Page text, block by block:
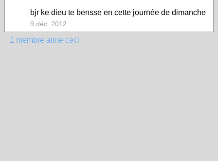
bjr ke dieu te bensse en cette journée de dimanche
9 déc. 2012
1 membre aime ceci